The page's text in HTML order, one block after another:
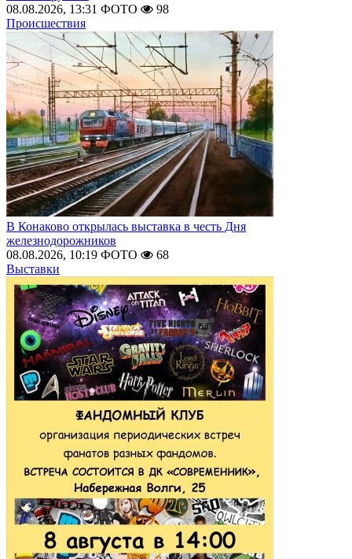
08.08.2026, 13:31 ФОТО
98
Происшествия
В Конаково открылась выставка в честь Дня
железнодорожников
08.08.2026, 10:19 ФОТО
68
Выставки